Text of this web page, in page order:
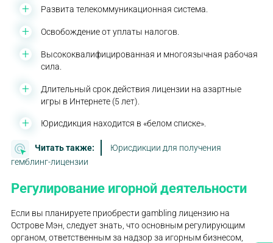
Развита телекоммуникационная система.
Освобождение от уплаты налогов.
Высококвалифицированная и многоязычная рабочая
сила.
Длительный срок действия лицензии на азартные
игры в Интернете (5 лет).
Юрисдикция находится в «белом списке».
Читать также:
Юрисдикции для получения
гемблинг-лицензии
Регулирование игорной деятельности
Если вы планируете приобрести gambling лицензию на
Острове Мэн, следует знать, что основным регулирующим
органом, ответственным за надзор за игорным бизнесом,